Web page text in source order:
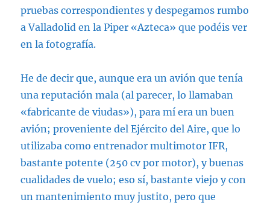
pruebas correspondientes y despegamos rumbo
a Valladolid en la Piper «Azteca» que podéis ver
en la fotografía.
He de decir que, aunque era un avión que tenía
una reputación mala (al parecer, lo llamaban
«fabricante de viudas»), para mí era un buen
avión; proveniente del Ejército del Aire, que lo
utilizaba como entrenador multimotor IFR,
bastante potente (250 cv por motor), y buenas
cualidades de vuelo; eso sí, bastante viejo y con
un mantenimiento muy justito, pero que